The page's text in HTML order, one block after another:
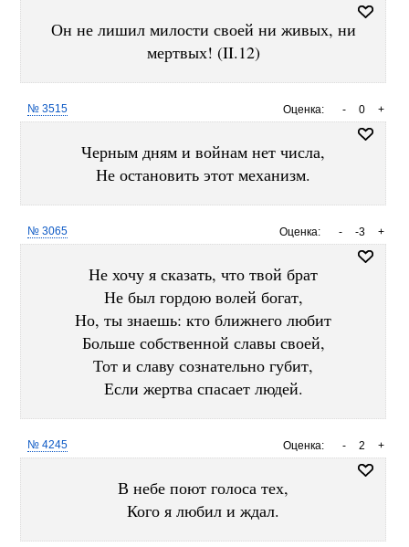
Он не лишил милости своей ни живых, ни
мертвых! (II.12)
Оценка: +
0
-
№ 3515
Черным дням и войнам нет числа,
Не остановить этот механизм.
Оценка: +
-3
-
№ 3065
Не хочу я сказать, что твой брат
Не был гордою волей богат,
Но, ты знаешь: кто ближнего любит
Больше собственной славы своей,
Тот и славу сознательно губит,
Если жертва спасает людей.
Оценка: +
2
-
№ 4245
В небе поют голоса тех,
Кого я любил и ждал.